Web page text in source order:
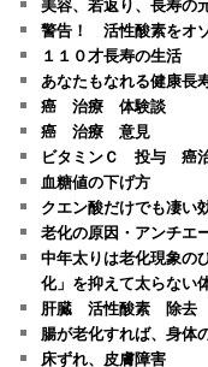
警告！ 活性酸素をオ
１１０才長寿の生活
あなたもなれる健康長
癌 治療 体験談
癌 治療 意見
ビタミンＣ 投与 癌
血糖値の下げ方
クエン酸だけでも凄い
老化の原因・アンチエ
中年太りは老化現象の
化」を抑えて太らない
肝臓 活性酸素 除去
腸が老化すれば、身体
床ずれ、皮膚障害